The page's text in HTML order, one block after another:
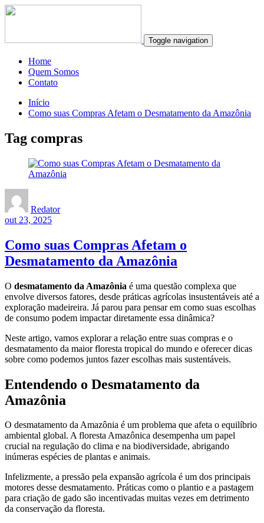
Toggle navigation
Home
Quem Somos
Contato
Início
Como suas Compras Afetam o Desmatamento da Amazônia
Tag compras
Redator
out 23, 2025
Como suas Compras Afetam o
Desmatamento da Amazônia
O desmatamento da Amazônia é uma questão complexa que
envolve diversos fatores, desde práticas agrícolas insustentáveis até a
exploração madeireira. Já parou para pensar em como suas escolhas
de consumo podem impactar diretamente essa dinâmica?
Neste artigo, vamos explorar a relação entre suas compras e o
desmatamento da maior floresta tropical do mundo e oferecer dicas
sobre como podemos juntos fazer escolhas mais sustentáveis.
Entendendo o Desmatamento da
Amazônia
O desmatamento da Amazônia é um problema que afeta o equilíbrio
ambiental global. A floresta Amazônica desempenha um papel
crucial na regulação do clima e na biodiversidade, abrigando
inúmeras espécies de plantas e animais.
Infelizmente, a pressão pela expansão agrícola é um dos principais
motores desse desmatamento. Práticas como o plantio e a pastagem
para criação de gado são incentivadas muitas vezes em detrimento
da conservação da floresta.